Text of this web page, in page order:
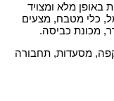
באופן מלא ומצויד
כלי מטבח, מצעים
מסעדות, תחבורה